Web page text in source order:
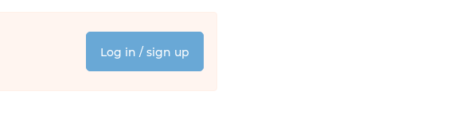
Log in / sign up